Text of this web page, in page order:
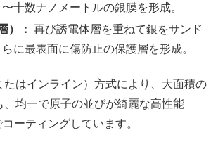
十数ナノメートルの銀膜を形成。
）： 再び誘電体層を重ねて銀をサンド
に最表面に傷防止の保護層を形成。
はインライン）方式により、大面積の
、均一で原子の並びが綺麗な高性能
ーティングしています。